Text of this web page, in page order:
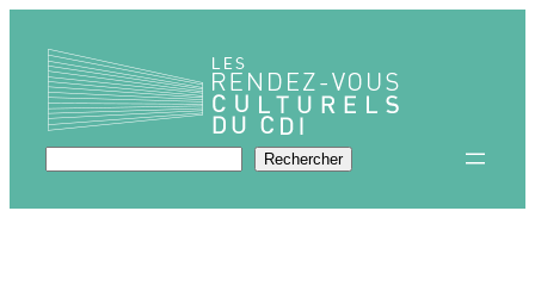
contenu
Rechercher Rechercher